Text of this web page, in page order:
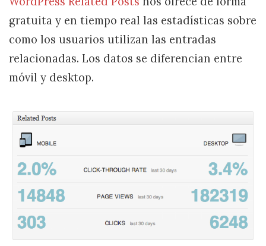
gratuita y en tiempo real las estadísticas sobre
como los usuarios utilizan las entradas
relacionadas. Los datos se diferencian entre
móvil y desktop.